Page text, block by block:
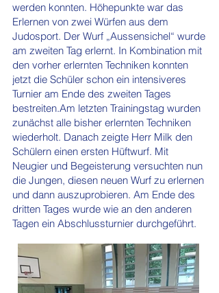
werden konnten. Höhepunkte war das
Erlernen von zwei Würfen aus dem
Judosport. Der Wurf „Aussensichel“ wurde
am zweiten Tag erlernt. In Kombination mit
den vorher erlernten Techniken konnten
jetzt die Schüler schon ein intensiveres
Turnier am Ende des zweiten Tages
bestreiten.Am letzten Trainingstag wurden
zunächst alle bisher erlernten Techniken
wiederholt. Danach zeigte Herr Milk den
Schülern einen ersten Hüftwurf. Mit
Neugier und Begeisterung versuchten nun
die Jungen, diesen neuen Wurf zu erlernen
und dann auszuprobieren. Am Ende des
dritten Tages wurde wie an den anderen
Tagen ein Abschlussturnier durchgeführt.